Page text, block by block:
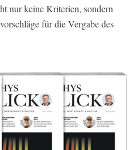
nur keine Kriterien, sondern
für die Vergabe des